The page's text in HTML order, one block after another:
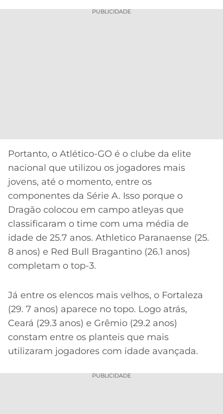
APPS
ATLÉTICO
MG
CRUZEIRO
PUBLICIDADE
Portanto, o Atlético-GO é o clube da elite
nacional que utilizou os jogadores mais
jovens, até o momento, entre os
componentes da Série A. Isso porque o
Dragão colocou em campo atleyas que
classificaram o time com uma média de
idade de 25.7 anos. Athletico Paranaense (25.
8 anos) e Red Bull Bragantino (26.1 anos)
completam o top-3.
Já entre os elencos mais velhos, o Fortaleza
(29. 7 anos) aparece no topo. Logo atrás,
Ceará (29.3 anos) e Grêmio (29.2 anos)
constam entre os planteis que mais
utilizaram jogadores com idade avançada.
PUBLICIDADE